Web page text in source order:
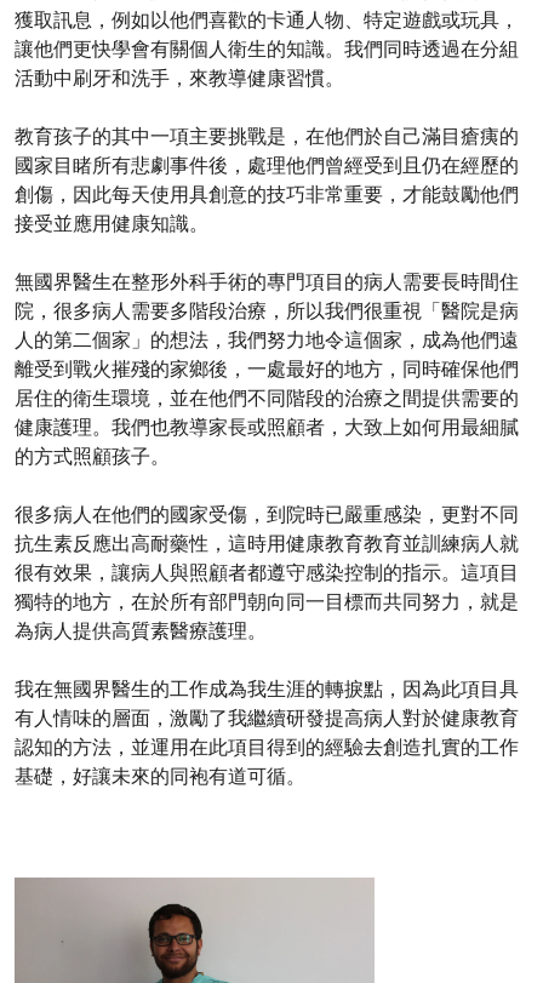
獲取訊息，例如以他們喜歡的卡通人物、特定遊戲或玩具，
讓他們更快學會有關個人衛生的知識。我們同時透過在分組
活動中刷牙和洗手，來教導健康習慣。
教育孩子的其中一項主要挑戰是，在他們於自己滿目瘡痍的
國家目睹所有悲劇事件後，處理他們曾經受到且仍在經歷的
創傷，因此每天使用具創意的技巧非常重要，才能鼓勵他們
接受並應用健康知識。
無國界醫生在整形外科手術的專門項目的病人需要長時間住
院，很多病人需要多階段治療，所以我們很重視「醫院是病
人的第二個家」的想法，我們努力地令這個家，成為他們遠
離受到戰火摧殘的家鄉後，一處最好的地方，同時確保他們
居住的衛生環境，並在他們不同階段的治療之間提供需要的
健康護理。我們也教導家長或照顧者，大致上如何用最細膩
的方式照顧孩子。
很多病人在他們的國家受傷，到院時已嚴重感染，更對不同
抗生素反應出高耐藥性，這時用健康教育教育並訓練病人就
很有效果，讓病人與照顧者都遵守感染控制的指示。這項目
獨特的地方，在於所有部門朝向同一目標而共同努力，就是
為病人提供高質素醫療護理。
我在無國界醫生的工作成為我生涯的轉捩點，因為此項目具
有人情味的層面，激勵了我繼續研發提高病人對於健康教育
認知的方法，並運用在此項目得到的經驗去創造扎實的工作
基礎，好讓未來的同袍有道可循。